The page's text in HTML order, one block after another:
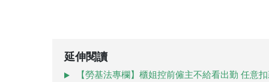
延伸閱讀
【勞基法專欄】櫃姐控前僱主不給看出勤 任意